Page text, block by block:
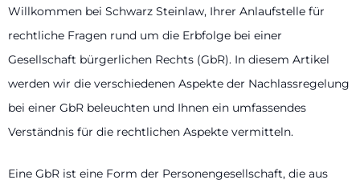
Willkommen bei Schwarz Steinlaw, Ihrer Anlaufstelle für
rechtliche Fragen rund um die Erbfolge bei einer
Gesellschaft bürgerlichen Rechts (GbR). In diesem Artikel
werden wir die verschiedenen Aspekte der Nachlassregelung
bei einer GbR beleuchten und Ihnen ein umfassendes
Verständnis für die rechtlichen Aspekte vermitteln.
Eine GbR ist eine Form der Personengesellschaft, die aus